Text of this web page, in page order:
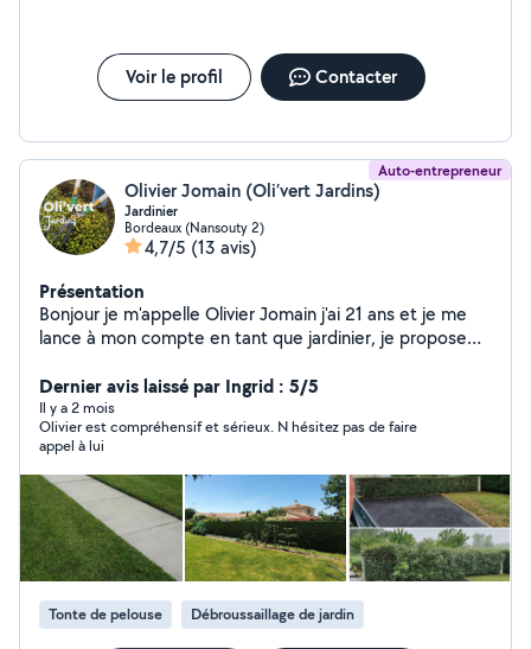
Voir le profil Contacter
Auto-entrepreneur
Olivier Jomain (Oli’vert Jardins)
Jardinier
Bordeaux (Nansouty 2)
4,7/5 (13 avis)
Présentation
Bonjour je m'appelle Olivier Jomain j'ai 21 ans et je me
lance à mon compte en tant que jardinier, je propose
taille de haie propre, petit abattage et évacuations des
déchets verts. disponible rapidement
Dernier avis laissé par Ingrid : 5/5
Il y a 2 mois
Olivier est compréhensif et sérieux. N hésitez pas de faire
appel à lui
Tonte de pelouse Débroussaillage de jardin